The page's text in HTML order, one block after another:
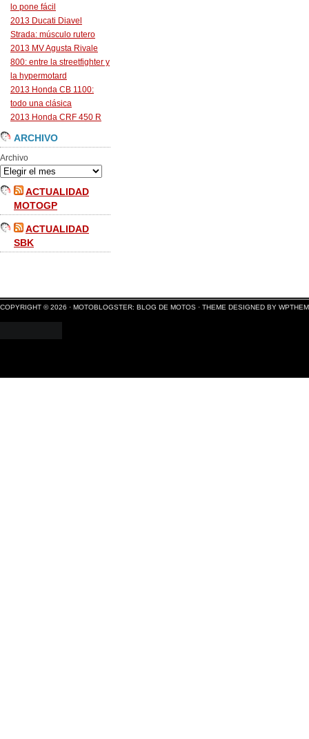
lo pone fácil
2013 Ducati Diavel
Strada: músculo rutero
2013 MV Agusta Rivale
800: entre la streetfighter y
la hypermotard
2013 Honda CB 1100:
todo una clásica
2013 Honda CRF 450 R
ARCHIVO
Archivo
ACTUALIDAD
MOTOGP
ACTUALIDAD
SBK
COPYRIGHT © 2026 · MOTOBLOGSTER: BLOG DE MOTOS · THEME DESIGNED BY